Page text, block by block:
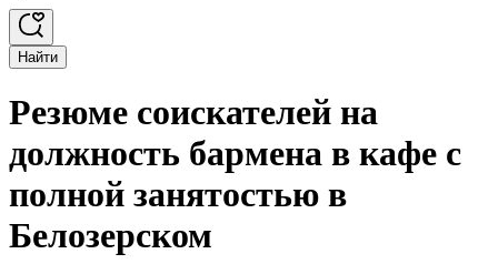
Найти
Резюме соискателей на
должность бармена в кафе с
полной занятостью в
Белозерском